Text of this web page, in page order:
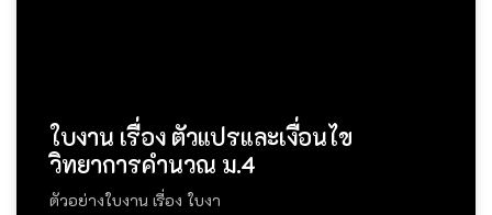
ใบงาน เรื่อง ตัวแปรและเงื่อนไข
วิทยาการคำนวณ ม.4
ตัวอย่างใบงาน เรื่อง ใบงา